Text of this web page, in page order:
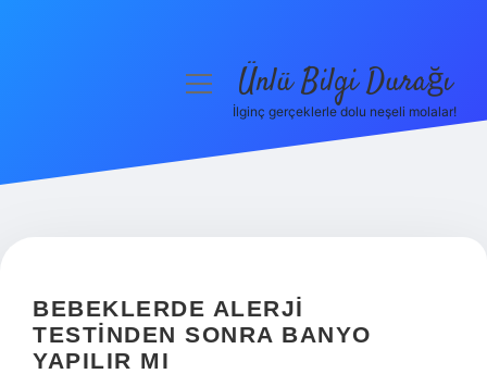
Hakkımızda
menüyüÜnlü Bilgi Durağı
İlginç gerçeklerle dolu neşeli molalar!
BEBEKLERDE ALERJI
TESTINDEN SONRA BANYO
YAPILIR MI